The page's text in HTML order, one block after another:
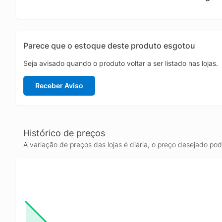
nunca
de
Parece que o estoque deste produto esgotou
Seja avisado quando o produto voltar a ser listado nas lojas.
Receber Aviso
Histórico de preços
A variação de preços das lojas é diária, o preço desejado